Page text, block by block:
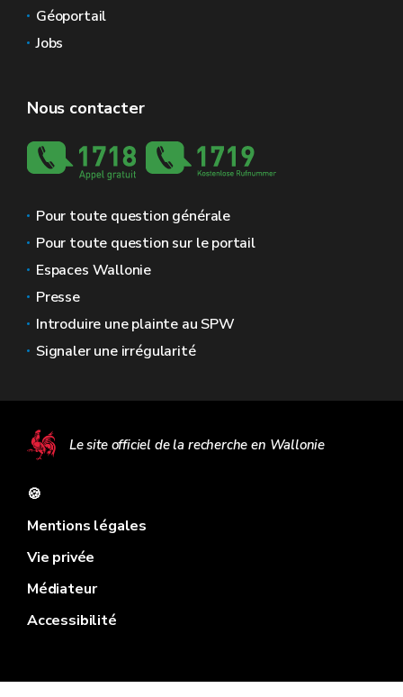
Géoportail
Jobs
Nous contacter
Pour toute question générale
Pour toute question sur le portail
Espaces Wallonie
Presse
Introduire une plainte au SPW
Signaler une irrégularité
Le site officiel de la recherche en Wallonie
🍪
Mentions légales
Vie privée
Médiateur
Accessibilité